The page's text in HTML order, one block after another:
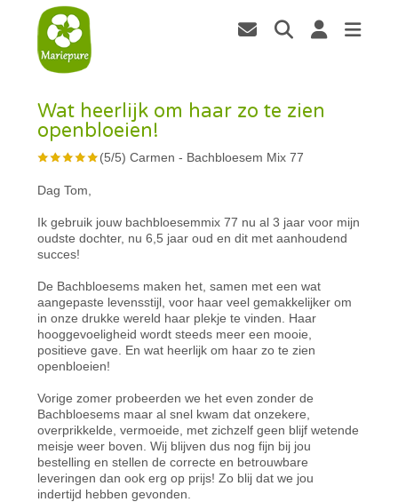
Wat heerlijk om haar zo te zien
openbloeien!
(5/5)Carmen - Bachbloesem Mix 77
Dag Tom,
Ik gebruik jouw bachbloesemmix 77 nu al 3 jaar voor mijn
oudste dochter, nu 6,5 jaar oud en dit met aanhoudend
succes!
De Bachbloesems maken het, samen met een wat
aangepaste levensstijl, voor haar veel gemakkelijker om
in onze drukke wereld haar plekje te vinden. Haar
hooggevoeligheid wordt steeds meer een mooie,
positieve gave. En wat heerlijk om haar zo te zien
openbloeien!
Vorige zomer probeerden we het even zonder de
Bachbloesems maar al snel kwam dat onzekere,
overprikkelde, vermoeide, met zichzelf geen blijf wetende
meisje weer boven. Wij blijven dus nog fijn bij jou
bestelling en stellen de correcte en betrouwbare
leveringen dan ook erg op prijs! Zo blij dat we jou
indertijd hebben gevonden.